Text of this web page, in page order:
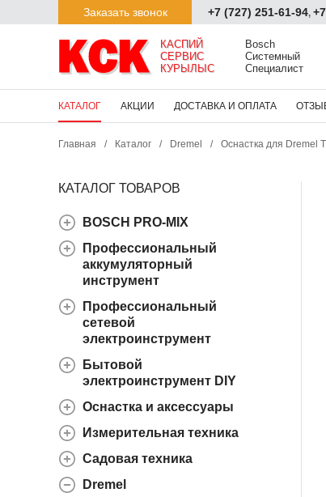
Заказать звонок +7 (727) 251-61-94,
КАСПИЙ
СЕРВИС
КУРЫЛЫС
Bosch
Системный
Специалист
КАТАЛОГ АКЦИИ ДОСТАВКА И ОПЛАТА
Главная / Каталог / Dremel / Оснастка для Dremel
КАТАЛОГ ТОВАРОВ
BOSCH PRO-MIX
Профессиональный
аккумуляторный
инструмент
Профессиональный
сетевой
электроинструмент
Бытовой
электроинструмент DIY
Оснастка и аксессуары
Измерительная техника
Садовая техника
Dremel